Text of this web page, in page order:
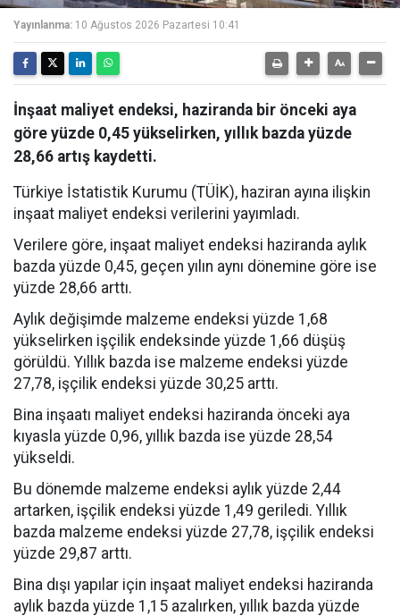
Yayınlanma: 10 Ağustos 2026 Pazartesi 10:41
İnşaat maliyet endeksi, haziranda bir önceki aya
göre yüzde 0,45 yükselirken, yıllık bazda yüzde
28,66 artış kaydetti.
Türkiye İstatistik Kurumu (TÜİK), haziran ayına ilişkin
inşaat maliyet endeksi verilerini yayımladı.
Verilere göre, inşaat maliyet endeksi haziranda aylık
bazda yüzde 0,45, geçen yılın aynı dönemine göre ise
yüzde 28,66 arttı.
Aylık değişimde malzeme endeksi yüzde 1,68
yükselirken işçilik endeksinde yüzde 1,66 düşüş
görüldü. Yıllık bazda ise malzeme endeksi yüzde
27,78, işçilik endeksi yüzde 30,25 arttı.
Bina inşaatı maliyet endeksi haziranda önceki aya
kıyasla yüzde 0,96, yıllık bazda ise yüzde 28,54
yükseldi.
Bu dönemde malzeme endeksi aylık yüzde 2,44
artarken, işçilik endeksi yüzde 1,49 geriledi. Yıllık
bazda malzeme endeksi yüzde 27,78, işçilik endeksi
yüzde 29,87 arttı.
Bina dışı yapılar için inşaat maliyet endeksi haziranda
aylık bazda yüzde 1,15 azalırken, yıllık bazda yüzde